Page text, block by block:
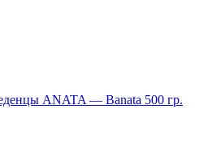
ANATA — Banata 500 гр.